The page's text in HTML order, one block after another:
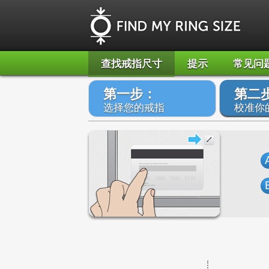
查找戒指尺寸 提示 常见问
第一步：
选择您的戒指
第二
校准你